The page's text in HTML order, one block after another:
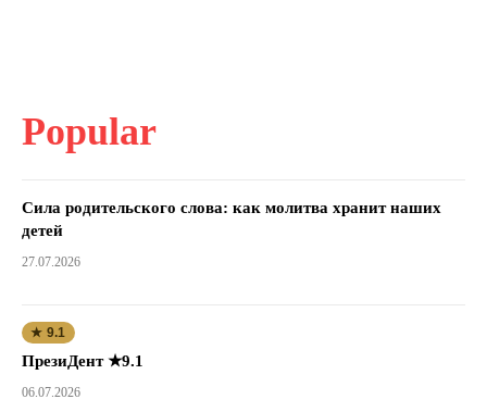
Popular
Сила родительского слова: как молитва хранит наших
детей
27.07.2026
★ 9.1
ПрезиДент ★9.1
06.07.2026